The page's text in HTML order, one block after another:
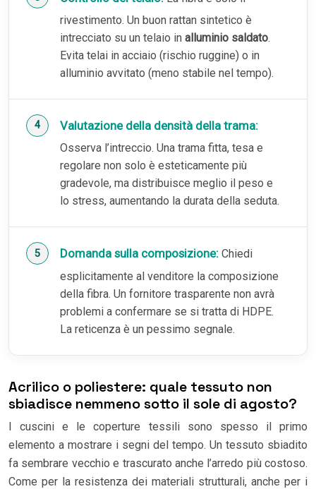
rivestimento. Un buon rattan sintetico è
intrecciato su un telaio in alluminio saldato.
Evita telai in acciaio (rischio ruggine) o in
alluminio avvitato (meno stabile nel tempo).
Valutazione della densità della trama:
Osserva l’intreccio. Una trama fitta, tesa e
regolare non solo è esteticamente più
gradevole, ma distribuisce meglio il peso e
lo stress, aumentando la durata della seduta.
Domanda sulla composizione: Chiedi
esplicitamente al venditore la composizione
della fibra. Un fornitore trasparente non avrà
problemi a confermare se si tratta di HDPE.
La reticenza è un pessimo segnale.
Acrilico o poliestere: quale tessuto non
sbiadisce nemmeno sotto il sole di agosto?
I cuscini e le coperture tessili sono spesso il primo
elemento a mostrare i segni del tempo. Un tessuto sbiadito
fa sembrare vecchio e trascurato anche l’arredo più costoso.
Come per la resistenza dei materiali strutturali, anche per i